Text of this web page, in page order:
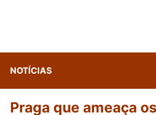
NOTÍCIAS
Praga que ameaça